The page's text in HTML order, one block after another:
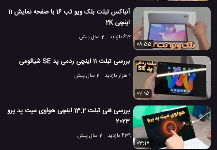
آنباکس تبلت بلک ویو تب 16 با صفحه نمایش 11
اینچی 2K
612 بازدید
2 سال پیش
08:55
بررسی تبلت 11 اینچی ردمی پد SE شیائومی
1 هزار بازدید 2 سال پیش
02:05
بررسی فنی تبلت 13.2 اینچی هواوی میت پد پرو
2023
439 بازدید
2 سال پیش
03:18